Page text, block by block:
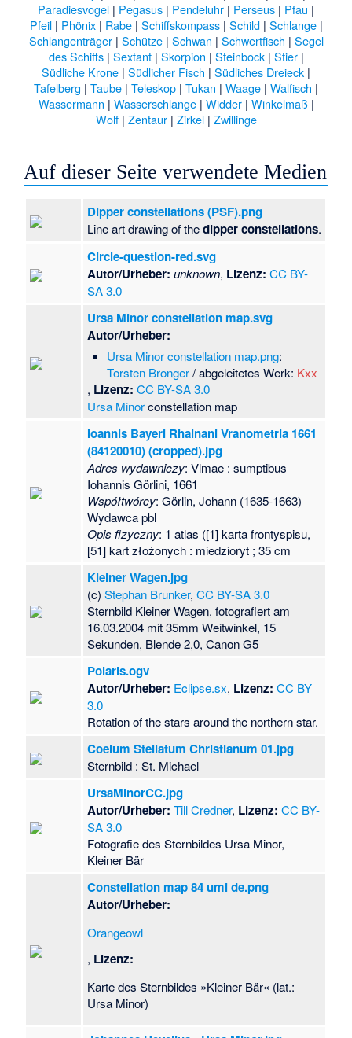
Paradiesvogel | Pegasus | Pendeluhr | Perseus | Pfau |
Pfeil| Phönix| Rabe| Schiffskompass| Schild| Schlange|
Schlangenträger| Schütze| Schwan | Schwertfisch | Segel
des Schiffs| Sextant| Skorpion | Steinbock| Stier|
Südliche Krone | Südlicher Fisch | Südliches Dreieck |
Tafelberg | Taube | Teleskop | Tukan | Waage | Walfisch |
Wassermann | Wasserschlange| Widder| Winkelmaß|
Wolf| Zentaur| Zirkel| Zwillinge
Auf dieser Seite verwendete Medien
Dipper constellations (PSF).png
Line art drawing of thedipper constellations.
Circle-question-red.svg
Autor/Urheber: unknown, Lizenz: CC BY-
SA 3.0
Ursa Minor constellation map.svg
Autor/Urheber:
Ursa Minor constellation map.png:
Torsten Bronger/ abgeleitetes Werk: Kxx
, Lizenz: CC BY-SA 3.0
Ursa Minorconstellation map
Ioannis Bayeri Rhainani Vranometria 1661
(84120010) (cropped).jpg
Adres wydawniczy: Vlmae : sumptibus
Iohannis Görlini, 1661
Współtwórcy: Görlin, Johann (1635-1663)
Wydawca pbl
Opis fizyczny: 1 atlas ([1] karta frontyspisu,
[51] kart złożonych : miedzioryt ; 35 cm
Kleiner Wagen.jpg
(c)Stephan Brunker,CC BY-SA 3.0
Sternbild Kleiner Wagen, fotografiert am
16.03.2004 mit 35mm Weitwinkel, 15
Sekunden, Blende 2,0, Canon G5
Polaris.ogv
Autor/Urheber: Eclipse.sx, Lizenz: CC BY
3.0
Rotation of the stars around the northern star.
Coelum Stellatum Christianum 01.jpg
Sternbild : St. Michael
UrsaMinorCC.jpg
Autor/Urheber: Till Credner, Lizenz: CC BY-
SA 3.0
Fotografie des Sternbildes Ursa Minor,
Kleiner Bär
Constellation map 84 umi de.png
Autor/Urheber:
Orangeowl
, Lizenz:
Karte des Sternbildes »Kleiner Bär« (lat.:
Ursa Minor)